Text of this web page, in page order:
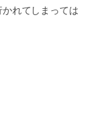
かれてしまっては